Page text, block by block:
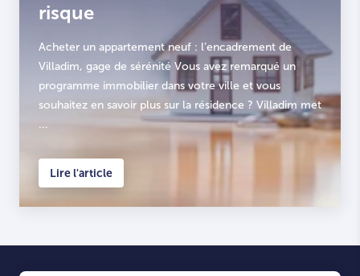
risque
Acheter un appartement neuf : l’encadrement de
Villadim, gage de sérénité Vous avez remarqué un
programme immobilier dans votre ville et vous
souhaitez en savoir plus sur la résidence ? Villadim met
...
Lire l'article